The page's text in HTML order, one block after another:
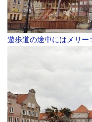
遊歩道の途中にはメリー